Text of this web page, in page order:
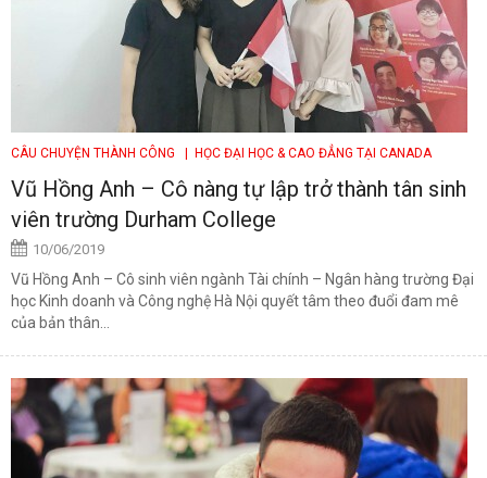
CÂU CHUYỆN THÀNH CÔNG | HỌC ĐẠI HỌC & CAO ĐẲNG TẠI CANADA
Vũ Hồng Anh – Cô nàng tự lập trở thành tân sinh
viên trường Durham College
10/06/2019
Vũ Hồng Anh – Cô sinh viên ngành Tài chính – Ngân hàng trường Đại
học Kinh doanh và Công nghệ Hà Nội quyết tâm theo đuổi đam mê
của bản thân...